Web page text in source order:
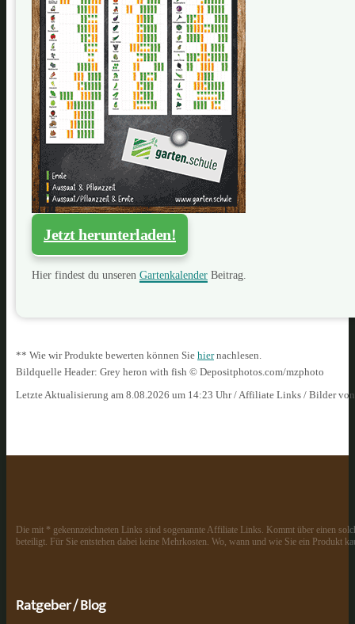
Jetzt herunterladen!
Hier findest du unseren Gartenkalender Beitrag.
** Wie wir Produkte bewerten können Sie hiernachlesen.
Bildquelle Header: Grey heron with fish © Depositphotos.com/mzphoto
Letzte Aktualisierung am 8.08.2026 um 14:23 Uhr / Affiliate Links / Bilder
Die mit * gekennzeichneten Links sind sogenannte Affiliate Links. Kommt über einen
beteiligt. Für Sie entstehen dabei keine Mehrkosten. Wo, wann und wie Sie ein Produkt
Ratgeber / Blog